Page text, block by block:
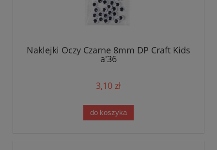
Naklejki Oczy Czarne 8mm DP Craft Kids
a'36
3,10 zł
do koszyka